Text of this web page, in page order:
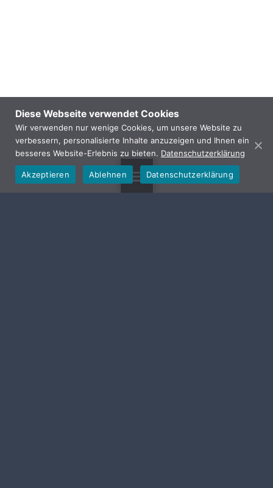
MENU
Diese Webseite verwendet Cookies
Wir verwenden nur wenige Cookies, um unsere Website zu
verbessern, personalisierte Inhalte anzuzeigen und Ihnen ein
besseres Website-Erlebnis zu bieten. Datenschutzerklärung
Akzeptieren Ablehnen Datenschutzerklärung